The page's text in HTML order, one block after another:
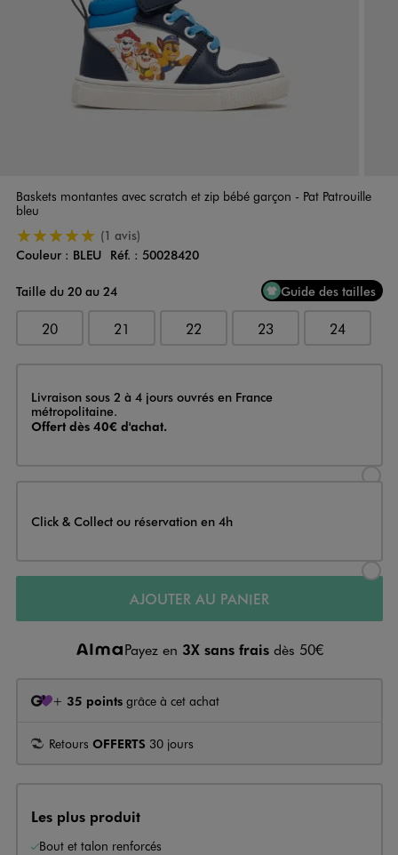
Baskets montantes avec scratch et zip bébé garçon - Pat Patrouille
bleu
5/5 de moyenne(1 avis)
Couleur
Couleur : BLEU Réf. : 50028420
Taille du 20 au 24
Guide des tailles
20 21 22 23 24
Livraison
Livraison sous 2 à 4 jours ouvrés en France
métropolitaine.
Offert dès 40€ d'achat.
Click & Collect ou réservation en 4h
AJOUTER AU PANIER
Payez en 3X sans frais dès 50€
+ 35 points grâce à cet achat
Retours OFFERTS 30 jours
Les plus produit
Bout et talon renforcés